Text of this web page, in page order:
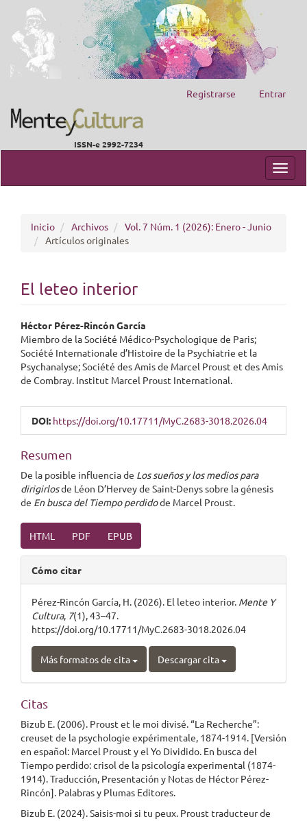
Registrarse Entrar
ISSN-e 2992-7234
Contenido
lateral
Inicio Archivos
Vol. 7 Núm. 1 (2026): Enero - Junio
Artículos originales
El leteo interior
Contenido
principal
del
artículo
Héctor Pérez-Rincón García
Miembro de la Société Médico-Psychologique de Paris;
Société Internationale d’Histoire de la Psychiatrie et la
Psychanalyse; Société des Amis de Marcel Proust et des Amis
de Combray. Institut Marcel Proust International.
DOI: https://doi.org/10.17711/MyC.2683-3018.2026.04
Resumen
De la posible influencia de Los sueños y los medios para
dirigirlosde Léon D’Hervey de Saint-Denys sobre la génesis
de En busca del Tiempo perdidode Marcel Proust.
HTML PDF EPUB
Detalles
del
artículo
Cómo citar
Pérez-Rincón García, H. (2026). El leteo interior. Mente Y
Cultura, 7(1), 43–47.
https://doi.org/10.17711/MyC.2683-3018.2026.04
Más formatos de cita Descargar cita
Citas
Bizub E. (2006). Proust et le moi divisé. “La Recherche”:
creuset de la psychologie expérimentale, 1874-1914. [Versión
en español: Marcel Proust y el Yo Dividido. En busca del
Tiempo perdido: crisol de la psicología experimental (1874-
1914). Traducción, Presentación y Notas de Héctor Pérez-
Rincón]. Palabras y Plumas Editores.
Bizub E. (2024). Saisis-moi si tu peux. Proust traducteur de